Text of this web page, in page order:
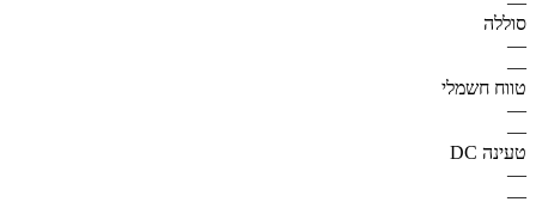
סוללה
—
—
טווח חשמלי
—
—
טעינה DC
—
—